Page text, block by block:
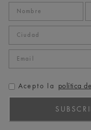
Acepto la política